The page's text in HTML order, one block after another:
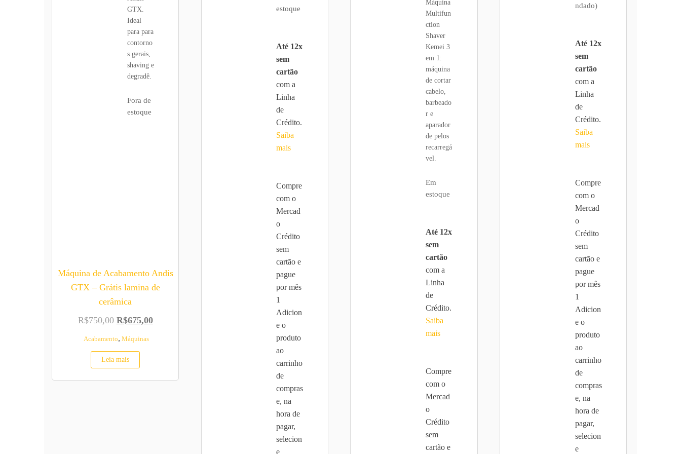
GTX.
Ideal
para para
contorno
s gerais,
shaving e
degradê.
Fora de
estoque
Máquina de Acabamento Andis
GTX – Grátis lamina de
cerâmica
R$750,00 O preço original era: R$750,00.
R$675,00O preço atual é: R$675,00.
Acabamento, Máquinas
Leia mais
estoque
Até 12x
sem
cartão
com a
Linha
de
Crédito.
Saiba
mais
Compre
com o
Mercad
o
Crédito
sem
cartão e
pague
por mês
1
Adicion
e o
produto
ao
carrinho
de
compras
e, na
hora de
pagar,
selecion
e
Máquina
Multifun
ction
Shaver
Kemei 3
em 1:
máquina
de cortar
cabelo,
barbeado
r e
aparador
de pelos
recarregá
vel.
Em
estoque
Até 12x
sem
cartão
com a
Linha
de
Crédito.
Saiba
mais
Compre
com o
Mercad
o
Crédito
sem
cartão e
ndado)
Até 12x
sem
cartão
com a
Linha
de
Crédito.
Saiba
mais
Compre
com o
Mercad
o
Crédito
sem
cartão e
pague
por mês
1
Adicion
e o
produto
ao
carrinho
de
compras
e, na
hora de
pagar,
selecion
e